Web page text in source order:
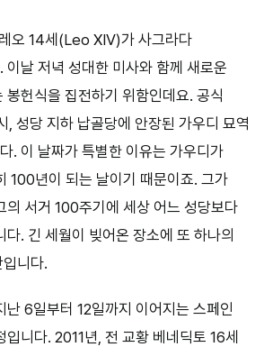
오 14세(Leo XIV)가 사그라다
이날 저녁 성대한 미사와 함께 새로운
봉헌식을 집전하기 위함인데요. 공식
, 성당 지하 납골당에 안장된 가우디 묘역
. 이 날짜가 특별한 이유는 가우디가
100년이 되는 날이기 때문이죠. 그가
의 서거 100주기에 세상 어느 성당보다
. 긴 세월이 빚어온 장소에 또 하나의
니다.
난 6일부터 12일까지 이어지는 스페인
니다. 2011년, 전 교황 베네딕토 16세